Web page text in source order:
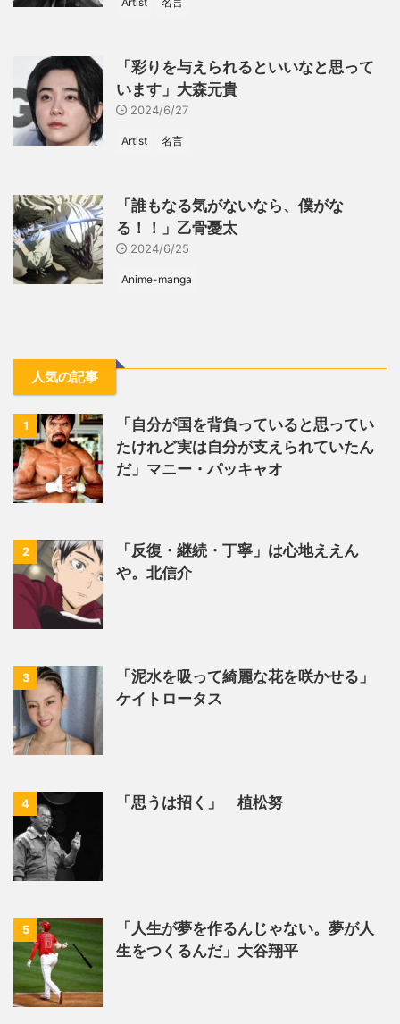
「彩りを与えられるといいなと思って
います」大森元貴
2024/6/27
Artist 名言
「誰もなる気がないなら、僕がな
る！！」乙骨憂太
2024/6/25
Anime-manga
人気の記事
1
「自分が国を背負っていると思ってい
たけれど実は自分が支えられていたん
だ」マニー・パッキャオ
2
「反復・継続・丁寧」は心地ええん
や。北信介
3
「泥水を吸って綺麗な花を咲かせる」
ケイトロータス
4 「思うは招く」 植松努
5
「人生が夢を作るんじゃない。夢が人
生をつくるんだ」大谷翔平